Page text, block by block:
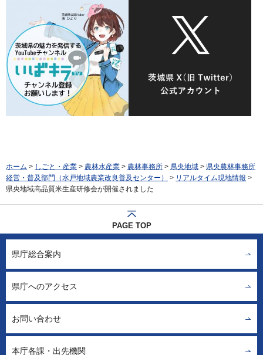
ホーム > しごと・産業 > 農林水産業 > 農林事務所 > 県央地域 > 県央農林事務所
経営・普及部門（水戸地域農業改良普及センター）
> リアルタイム現地情報 >
県央地域高品質米生産研修会が開催されました
PAGE TOP
県庁総合案内
県庁へのアクセス
お問い合わせ
本庁各課・出先機関